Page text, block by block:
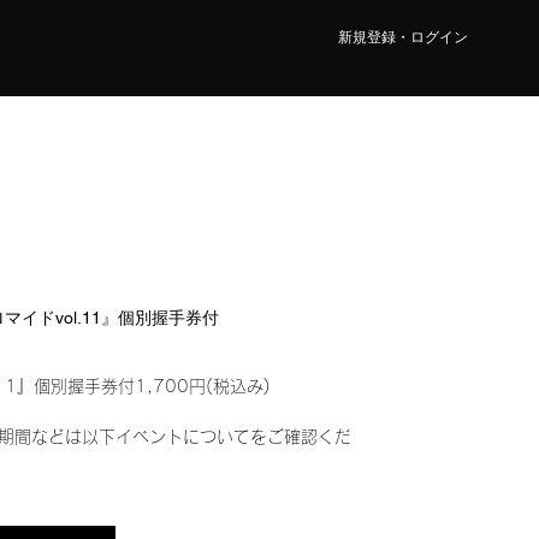
新規登録・ログイン
イドvol.11』個別握手券付
』個別握手券付1,700円(税込み)
間などは以下イベントについてをご確認くだ